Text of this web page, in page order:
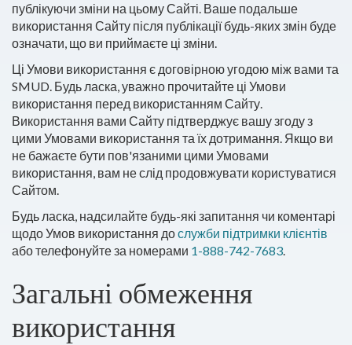
публікуючи зміни на цьому Сайті. Ваше подальше
використання Сайту після публікації будь-яких змін буде
означати, що ви приймаєте ці зміни.
Ці Умови використання є договірною угодою між вами та
SMUD. Будь ласка, уважно прочитайте ці Умови
використання перед використанням Сайту.
Використання вами Сайту підтверджує вашу згоду з
цими Умовами використання та їх дотримання. Якщо ви
не бажаєте бути пов'язаними цими Умовами
використання, вам не слід продовжувати користуватися
Сайтом.
Будь ласка, надсилайте будь-які запитання чи коментарі
щодо Умов використання дослужби підтримки клієнтів
або телефонуйте за номерами 1-888-742-7683.
Загальні обмеження
використання